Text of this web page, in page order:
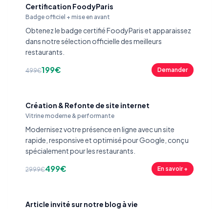
Certification FoodyParis
Badge officiel + mise en avant
Obtenez le badge certifié FoodyParis et apparaissez
dans notre sélection officielle des meilleurs
restaurants.
499€199€ Demander
Création & Refonte de site internet
Vitrine moderne & performante
Modernisez votre présence en ligne avec un site
rapide, responsive et optimisé pour Google, conçu
spécialement pour les restaurants.
2999€499€ En savoir +
Article invité sur notre blog à vie